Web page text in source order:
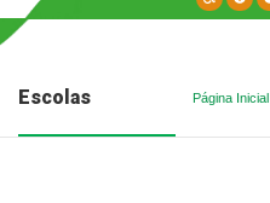
Escolas Página Inicial